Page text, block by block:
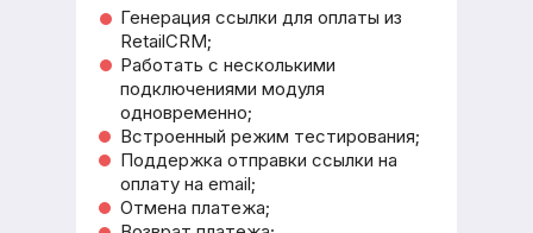
Генерация ссылки для оплаты из
RetailCRM;
Работать с несколькими
подключениями модуля
одновременно;
Встроенный режим тестирования;
Поддержка отправки ссылки на
оплату на email;
Отмена платежа;